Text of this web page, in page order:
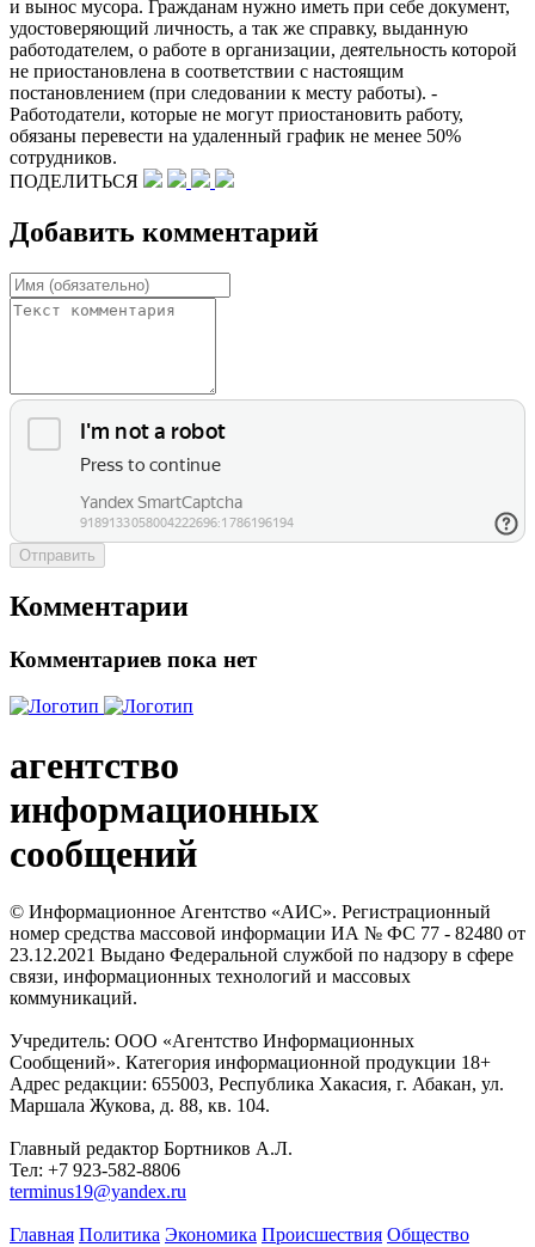
и вынос мусора. Гражданам нужно иметь при себе документ,
удостоверяющий личность, а так же справку, выданную
работодателем, о работе в организации, деятельность которой
не приостановлена в соответствии с настоящим
постановлением (при следовании к месту работы). -
Работодатели, которые не могут приостановить работу,
обязаны перевести на удаленный график не менее 50%
сотрудников.
ПОДЕЛИТЬСЯ
Добавить комментарий
Отправить
Комментарии
Комментариев пока нет
агентство
информационных
сообщений
© Информационное Агентство «АИС». Регистрационный
номер средства массовой информации ИА № ФС 77 - 82480 от
23.12.2021 Выдано Федеральной службой по надзору в сфере
связи, информационных технологий и массовых
коммуникаций.
Учредитель: ООО «Агентство Информационных
Сообщений». Категория информационной продукции 18+
Адрес редакции: 655003, Республика Хакасия, г. Абакан, ул.
Маршала Жукова, д. 88, кв. 104.
Главный редактор Бортников А.Л.
Тел: +7 923-582-8806
terminus19@yandex.ru
Главная Политика Экономика Происшествия Общество